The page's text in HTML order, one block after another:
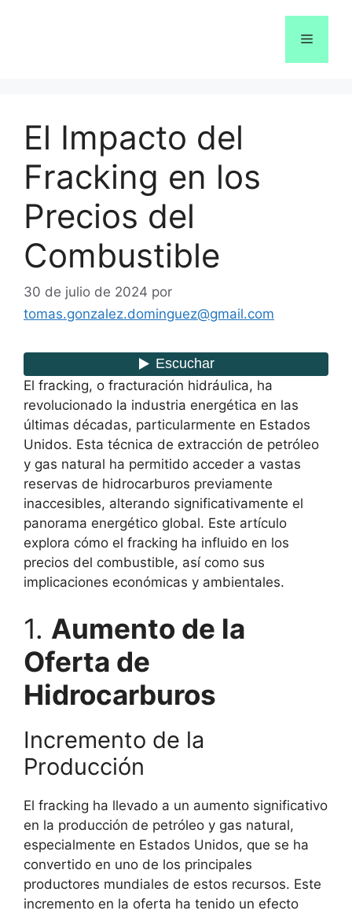
Menú
El Impacto del
Fracking en los
Precios del
Combustible
30 de julio de 2024 por
tomas.gonzalez.dominguez@gmail.com
El fracking, o fracturación hidráulica, ha
revolucionado la industria energética en las
últimas décadas, particularmente en Estados
Unidos. Esta técnica de extracción de petróleo
y gas natural ha permitido acceder a vastas
reservas de hidrocarburos previamente
inaccesibles, alterando significativamente el
panorama energético global. Este artículo
explora cómo el fracking ha influido en los
precios del combustible, así como sus
implicaciones económicas y ambientales.
1. Aumento de la
Oferta de
Hidrocarburos
Incremento de la
Producción
El fracking ha llevado a un aumento significativo
en la producción de petróleo y gas natural,
especialmente en Estados Unidos, que se ha
convertido en uno de los principales
productores mundiales de estos recursos. Este
incremento en la oferta ha tenido un efecto